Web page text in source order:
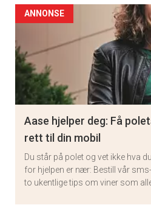
ANNONSE
Aase hjelper deg: Få
rett til din mobil
Du står på polet og vet ikke hva
for hjelpen er nær: Bestill vår
to ukentlige tips om viner som